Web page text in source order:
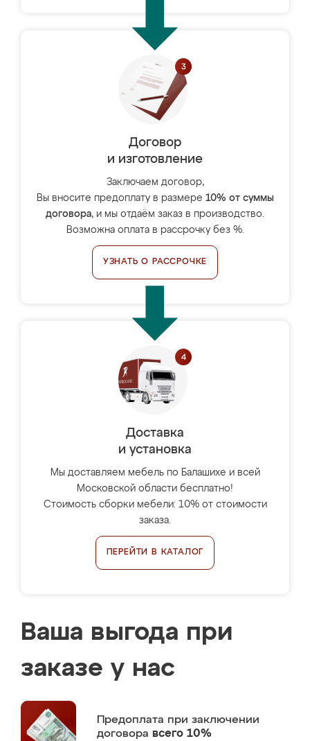
Договор
и изготовление
Заключаем договор,
Вы вносите предоплату в размере 10% от суммы
договора, и мы отдаём заказ в производство.
Возможна оплата в рассрочку без %.
УЗНАТЬ О РАССРОЧКЕ
Доставка
и установка
Мы доставляем мебель по Балашихе и всей
Московской области бесплатно!
Стоимость сборки мебели: 10% от стоимости
заказа.
ПЕРЕЙТИ В КАТАЛОГ
Ваша выгода при
заказе у нас
Предоплата при заключении
договора всего 10%